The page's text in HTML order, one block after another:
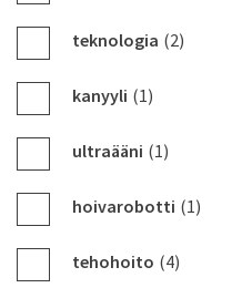
teknologia (2)
kanyyli (1)
ultraääni (1)
hoivarobotti (1)
tehohoito (4)